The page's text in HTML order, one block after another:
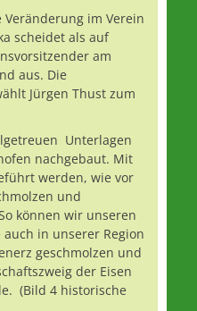
im Verein
scheidet als auf
am
aus. Die
Jürgen Thust zum
Unterlagen
nachgebaut. Mit
werden, wie vor
und
können wir unseren
in unserer Region
geschmolzen und
der Eisen
(Bild 4 historische